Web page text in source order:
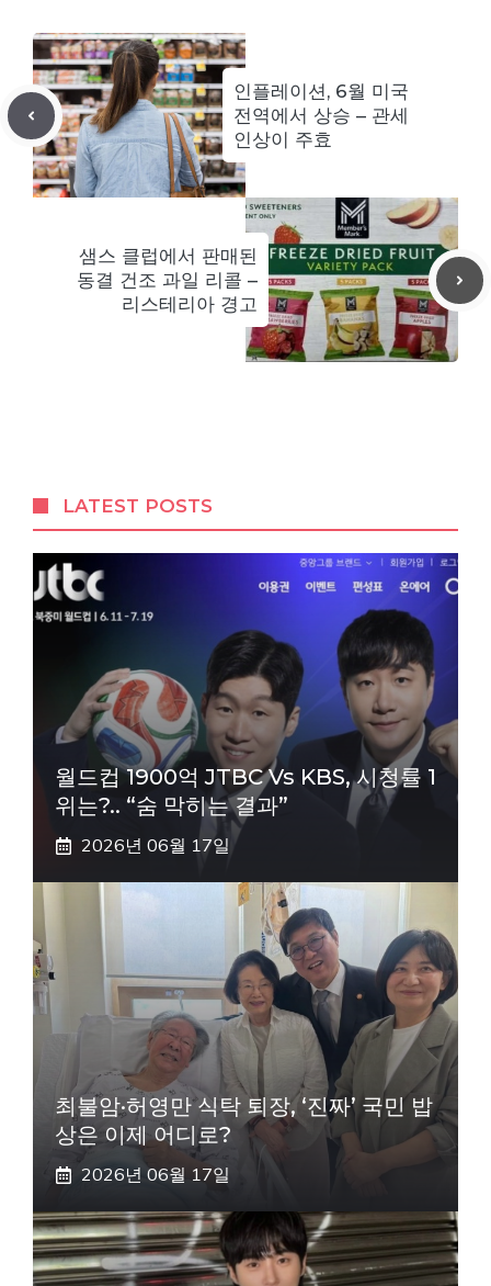
인플레이션, 6월 미국
전역에서 상승 – 관세
인상이 주효
샘스 클럽에서 판매된
동결 건조 과일 리콜 –
리스테리아 경고
LATEST POSTS
월드컵 1900억 JTBC Vs KBS, 시청률 1
위는?.. “숨 막히는 결과”
2026년 06월 17일
최불암·허영만 식탁 퇴장, ‘진짜’ 국민 밥
상은 이제 어디로?
2026년 06월 17일